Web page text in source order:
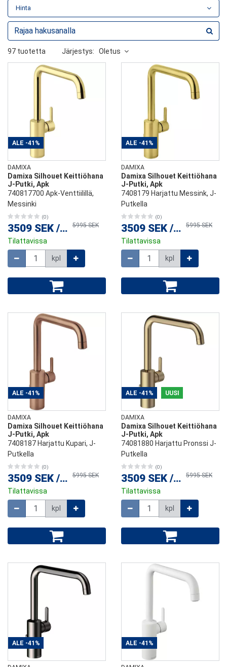
ALE -41%
DAMIXA
Damixa Silhouet Keittiöhana
J-Putki, Apk
740817700 Apk-Venttiilillä,
Messinki
(0)
3509 SEK / kpl5995 SEK
Tilattavissa
kpl
ALE -41%
DAMIXA
Damixa Silhouet Keittiöhana
J-Putki, Apk
7408179 Harjattu Messink, J-
Putkella
(0)
3509 SEK / kpl5995 SEK
Tilattavissa
kpl
ALE -41%
DAMIXA
Damixa Silhouet Keittiöhana
J-Putki, Apk
7408187 Harjattu Kupari, J-
Putkella
(0)
3509 SEK / kpl5995 SEK
Tilattavissa
kpl
ALE -41% UUSI
DAMIXA
Damixa Silhouet Keittiöhana
J-Putki, Apk
74081880 Harjattu Pronssi J-
Putkella
(0)
3509 SEK / kpl5995 SEK
Tilattavissa
kpl
ALE -41% ALE -41%
Hinta
97 tuotetta Järjestys: Oletus